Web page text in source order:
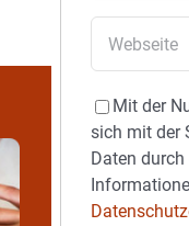
Mit der
sich mit der
Daten